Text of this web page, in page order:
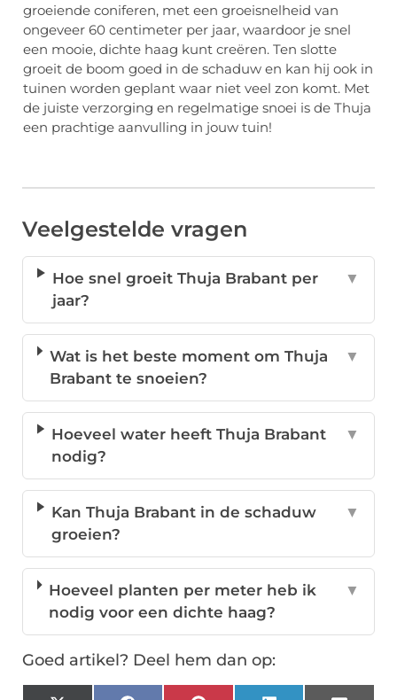
groeiende coniferen, met een groeisnelheid van
ongeveer 60 centimeter per jaar, waardoor je snel
een mooie, dichte haag kunt creëren. Ten slotte
groeit de boom goed in de schaduw en kan hij ook in
tuinen worden geplant waar niet veel zon komt. Met
de juiste verzorging en regelmatige snoei is de Thuja
een prachtige aanvulling in jouw tuin!
Veelgestelde vragen
Hoe snel groeit Thuja Brabant per
jaar?
▼
Wat is het beste moment om Thuja
Brabant te snoeien?
▼
Hoeveel water heeft Thuja Brabant
nodig?
▼
Kan Thuja Brabant in de schaduw
groeien?
▼
Hoeveel planten per meter heb ik
nodig voor een dichte haag?
▼
Goed artikel? Deel hem dan op: